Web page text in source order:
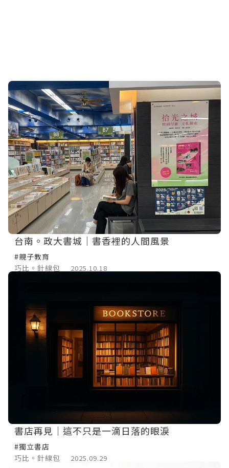
台南。政大書城｜書香裡的人間風景
#親子教育
巧比。針線包
2025.10.18
書店再見｜這不只是一滴日落的眼淚
#獨立書店
巧比。針線包
2025.09.29